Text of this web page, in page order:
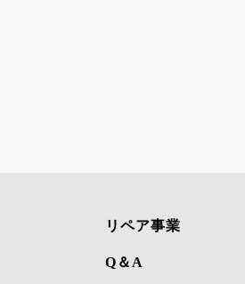
リペア事業
Q＆A